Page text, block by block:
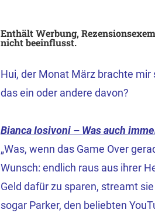
Enthält Werbung,
nicht beeinflusst.
Hui, der Monat März brachte
das ein oder andere davon?
Bianca Iosivoni – Was auch
„Was, wenn das Game Over
Wunsch: endlich raus aus ihrer
Geld dafür zu sparen, streamt
sogar Parker, den beliebten